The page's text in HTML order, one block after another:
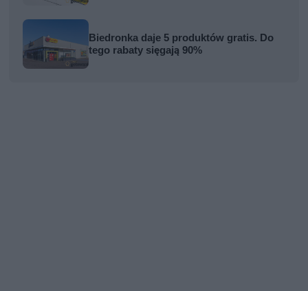
Biedronka daje 5 produktów gratis. Do
tego rabaty sięgają 90%